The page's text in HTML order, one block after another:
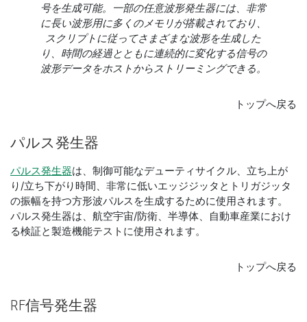
号を生成可能。一部の任意波形発生器には、非常
に長い波形用に多くのメモリが搭載されており、
スクリプトに従ってさまざまな波形を生成した
り、時間の経過とともに連続的に変化する信号の
波形データをホストからストリーミングできる。
トップへ戻る
パルス発生器
パルス発生器は、制御可能なデューティサイクル、立ち上が
り/立ち下がり時間、非常に低いエッジジッタとトリガジッタ
の振幅を持つ方形波パルスを生成するために使用されます。
パルス発生器は、航空宇宙/防衛、半導体、自動車産業におけ
る検証と製造機能テストに使用されます。
トップへ戻る
RF信号発生器